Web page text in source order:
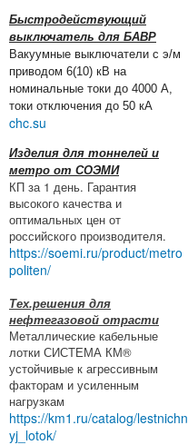
Быстродействующий
выключатель для БАВР
Вакуумные выключатели с э/м
приводом 6(10) кВ на
номинальные токи до 4000 А,
токи отключения до 50 кА
chc.su
Изделия для тоннелей и
метро от СОЭМИ
КП за 1 день. Гарантия
высокого качества и
оптимальных цен от
российского производителя.
https://soemi.ru/product/metro
politen/
Тех.решения для
нефтегазовой отрасти
Металлические кабельные
лотки СИСТЕМА КМ®
устойчивые к агрессивным
факторам и усиленным
нагрузкам
https://km1.ru/catalog/lestnichn
yj_lotok/